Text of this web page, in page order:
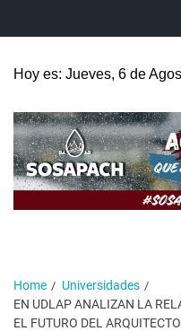
Hoy es: Jueves, 6 de
Home
Universidades
EN UDLAP ANALIZAN LA
EL FUTURO DEL ARQUITECTO